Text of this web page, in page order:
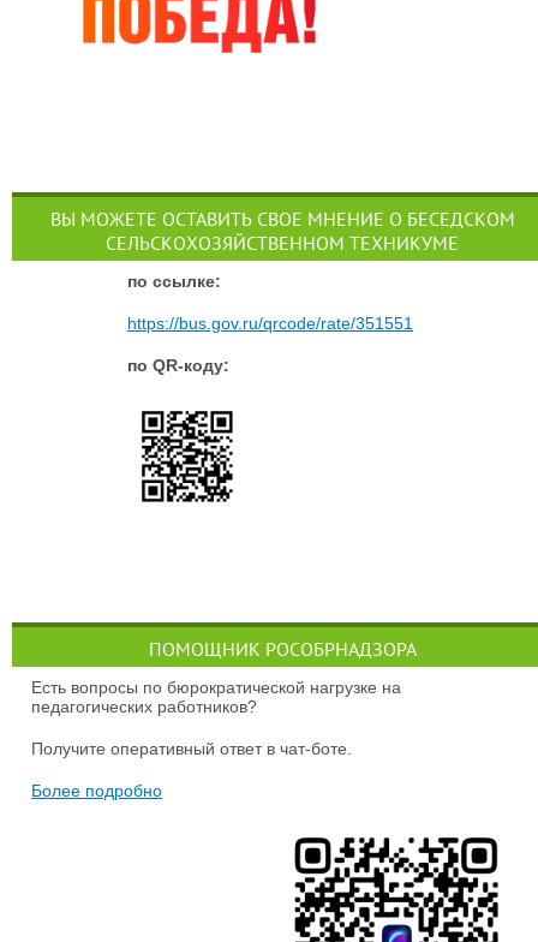
ВЫ МОЖЕТЕ ОСТАВИТЬ СВОЕ МНЕНИЕ О БЕСЕДСКОМ
СЕЛЬСКОХОЗЯЙСТВЕННОМ ТЕХНИКУМЕ
по ссылке:
https://bus.gov.ru/qrcode/rate/351551
по QR-коду:
ПОМОЩНИК РОСОБРНАДЗОРА
Есть вопросы по бюрократической нагрузке на
педагогических работников?
Получите оперативный ответ в чат-боте.
Более подробно